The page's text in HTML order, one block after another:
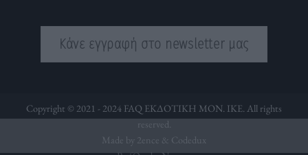
Κάνε εγγραφή στο newsletter μας
Copyright © 2021 - 2024 FAQ ΕΚΔΟΤΙΚΗ ΜΟΝ. ΙΚΕ. All rights
reserved.
Made by 2ence & Codedux